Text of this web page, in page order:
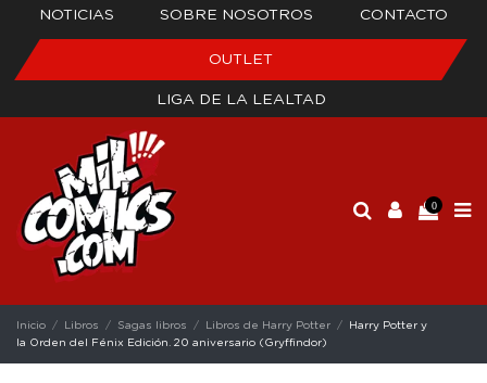
NOTICIAS SOBRE NOSOTROS CONTACTO
OUTLET
LIGA DE LA LEALTAD
0
Inicio Libros Sagas libros Libros de Harry Potter
Harry Potter y
la Orden del Fénix Edición. 20 aniversario (Gryffindor)